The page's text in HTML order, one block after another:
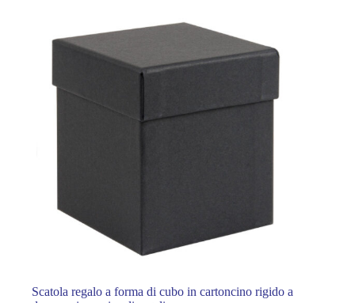
Scatola regalo a forma di cubo in cartoncino rigido a